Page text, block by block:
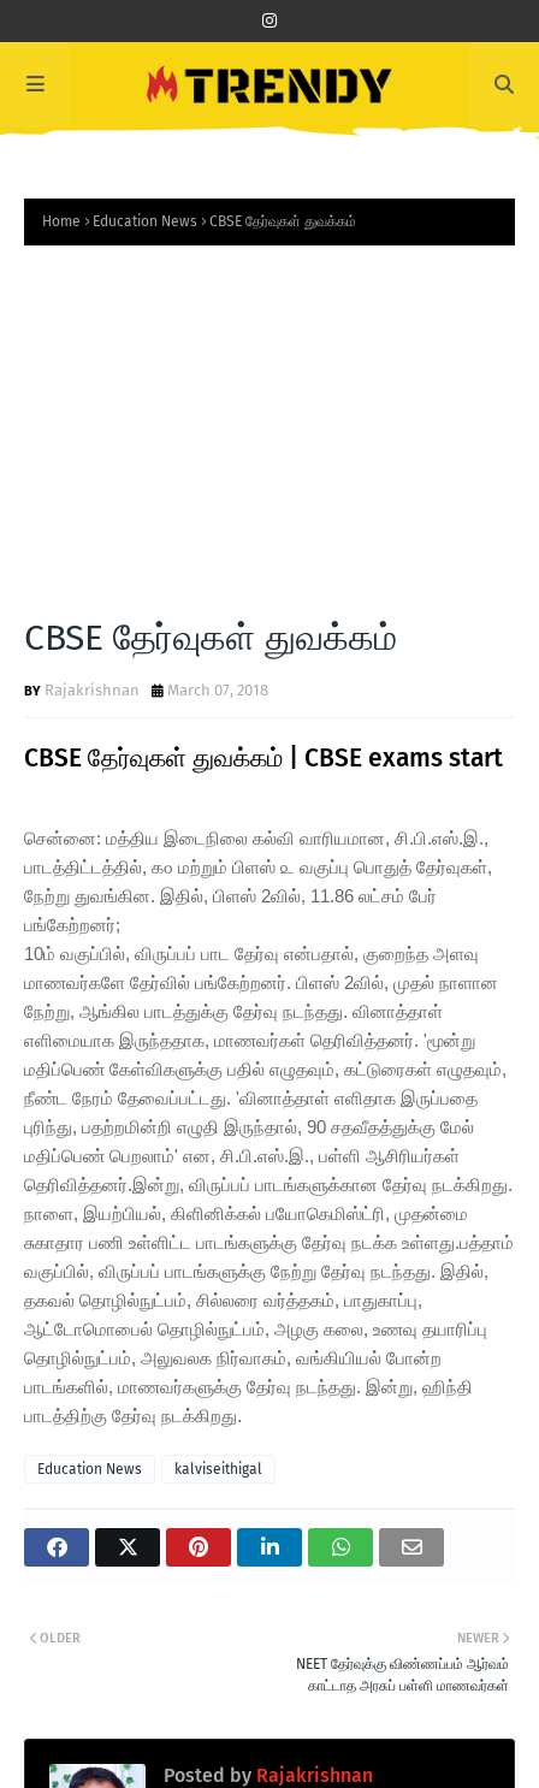
Home Education News CBSE தேர்வுகள் துவக்கம்
CBSE தேர்வுகள் துவக்கம்
Rajakrishnan March 07, 2018
CBSE தேர்வுகள் துவக்கம் | CBSE exams start
சென்னை: மத்திய இடைநிலை கல்வி வாரியமான, சி.பி.எஸ்.இ.,
பாடத்திட்டத்தில், ௧௦ மற்றும் பிளஸ் ௨ வகுப்பு பொதுத் தேர்வுகள்,
நேற்று துவங்கின. இதில், பிளஸ் 2வில், 11.86 லட்சம் பேர்
பங்கேற்றனர்;
10ம் வகுப்பில், விருப்பப் பாட தேர்வு என்பதால், குறைந்த அளவு
மாணவர்களே தேர்வில் பங்கேற்றனர். பிளஸ் 2வில், முதல் நாளான
நேற்று, ஆங்கில பாடத்துக்கு தேர்வு நடந்தது. வினாத்தாள்
எளிமையாக இருந்ததாக, மாணவர்கள் தெரிவித்தனர். 'மூன்று
மதிப்பெண் கேள்விகளுக்கு பதில் எழுதவும், கட்டுரைகள் எழுதவும்,
நீண்ட நேரம் தேவைப்பட்டது. 'வினாத்தாள் எளிதாக இருப்பதை
புரிந்து, பதற்றமின்றி எழுதி இருந்தால், 90 சதவீதத்துக்கு மேல்
மதிப்பெண் பெறலாம்' என, சி.பி.எஸ்.இ., பள்ளி ஆசிரியர்கள்
தெரிவித்தனர்.இன்று, விருப்பப் பாடங்களுக்கான தேர்வு நடக்கிறது.
நாளை, இயற்பியல், கிளினிக்கல் பயோகெமிஸ்ட்ரி, முதன்மை
சுகாதார பணி உள்ளிட்ட பாடங்களுக்கு தேர்வு நடக்க உள்ளது.பத்தாம்
வகுப்பில், விருப்பப் பாடங்களுக்கு நேற்று தேர்வு நடந்தது. இதில்,
தகவல் தொழில்நுட்பம், சில்லரை வர்த்தகம், பாதுகாப்பு,
ஆட்டோமொபைல் தொழில்நுட்பம், அழகு கலை, உணவு தயாரிப்பு
தொழில்நுட்பம், அலுவலக நிர்வாகம், வங்கியியல் போன்ற
பாடங்களில், மாணவர்களுக்கு தேர்வு நடந்தது. இன்று, ஹிந்தி
பாடத்திற்கு தேர்வு நடக்கிறது.
Education News kalviseithigal
NEWER
NEET தேர்வுக்கு விண்ணப்பம் ஆர்வம்
காட்டாத அரசுப் பள்ளி மாணவர்கள்
OLDER
Posted by Rajakrishnan